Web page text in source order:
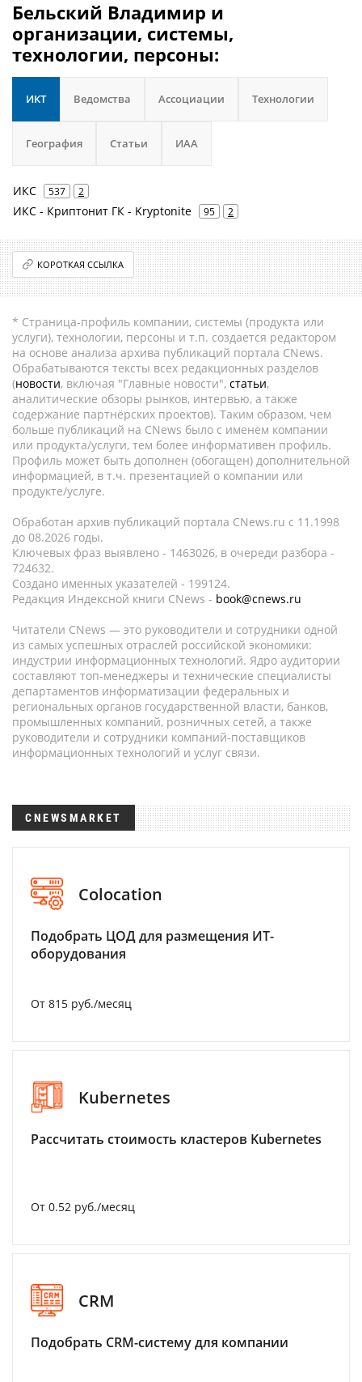
Бельский Владимир и
организации, системы,
технологии, персоны:
ИКТ Ведомства Ассоциации Технологии
География Статьи ИАА
ИКС 537 2
ИКС - Криптонит ГК - Kryptonite 95 2
КОРОТКАЯ ССЫЛКА
* Страница-профиль компании, системы (продукта или
услуги), технологии, персоны и т.п. создается редактором
на основе анализа архива публикаций портала CNews.
Обрабатываются тексты всех редакционных разделов
(новости, включая "Главные новости", статьи,
аналитические обзоры рынков, интервью, а также
содержание партнёрских проектов). Таким образом, чем
больше публикаций на CNews было с именем компании
или продукта/услуги, тем более информативен профиль.
Профиль может быть дополнен (обогащен) дополнительной
информацией, в т.ч. презентацией о компании или
продукте/услуге.
Обработан архив публикаций портала CNews.ru c 11.1998
до 08.2026 годы.
Ключевых фраз выявлено - 1463026, в очереди разбора -
724632.
Создано именных указателей - 199124.
Редакция Индексной книги CNews - book@cnews.ru
Читатели CNews — это руководители и сотрудники одной
из самых успешных отраслей российской экономики:
индустрии информационных технологий. Ядро аудитории
составляют топ-менеджеры и технические специалисты
департаментов информатизации федеральных и
региональных органов государственной власти, банков,
промышленных компаний, розничных сетей, а также
руководители и сотрудники компаний-поставщиков
информационных технологий и услуг связи.
CNEWSMARKET
Colocation
Подобрать ЦОД для размещения ИТ-
оборудования
От 815 руб./месяц
Kubernetes
Рассчитать стоимость кластеров Kubernetes
От 0.52 руб./месяц
CRM
Подобрать CRM-систему для компании